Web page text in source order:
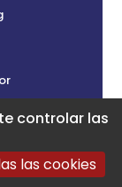
controlar las
las cookies